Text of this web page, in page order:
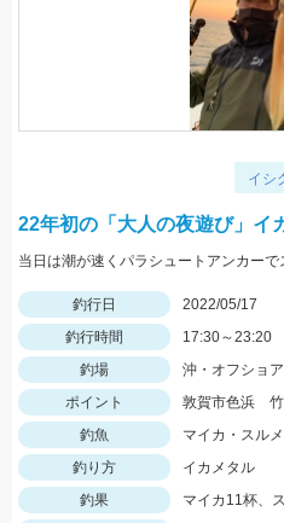
イシ
22年初の「大人の夜遊び」イ
釣行日
2022/05/17
釣行時間
17:30～23:20
釣場
沖・オフショア
ポイント
敦賀市色浜
釣魚
マイカ・スル
釣り方
イカメタル
釣果
マイカ11杯、